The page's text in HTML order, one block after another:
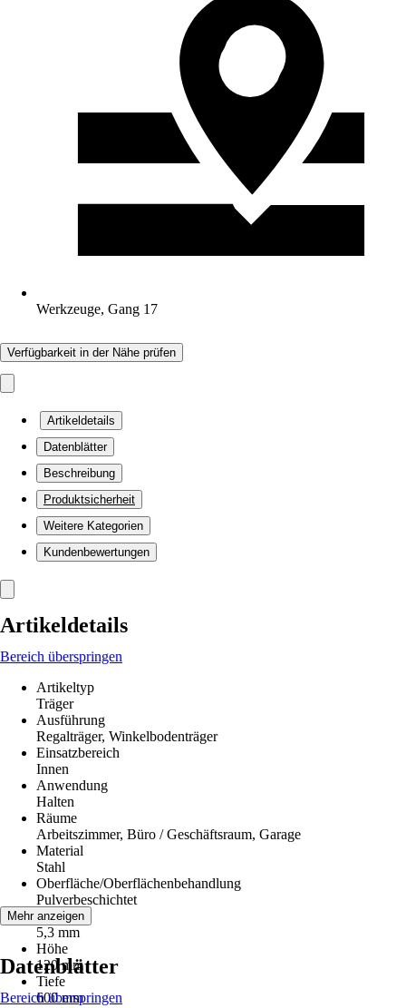
Werkzeuge, Gang 17
Verfügbarkeit in der Nähe prüfen
Artikeldetails
Datenblätter
Beschreibung
Produktsicherheit
Weitere Kategorien
Kundenbewertungen
Artikeldetails
Bereich überspringen
Artikeltyp
Träger
Ausführung
Regalträger, Winkelbodenträger
Einsatzbereich
Innen
Anwendung
Halten
Räume
Arbeitszimmer, Büro / Geschäftsraum, Garage
Material
Stahl
Oberfläche/Oberflächenbehandlung
Pulverbeschichtet
Breite
5,3 mm
Höhe
120 mm
Tiefe
600 mm
Mehr anzeigen
Datenblätter
Bereich überspringen